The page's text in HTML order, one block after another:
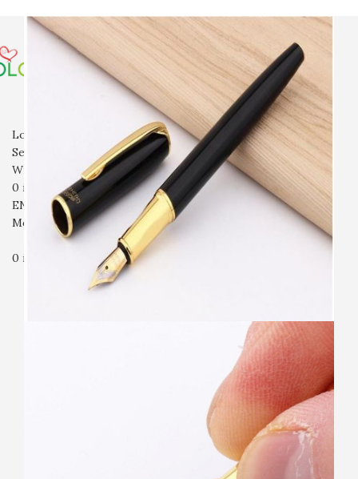
볼펜파카 잉크필통 기타입고예정회사소개
자주묻는질문문의
Login / Register
Search
Wishlist
0 items ₩0
ENG
Menu
0 items